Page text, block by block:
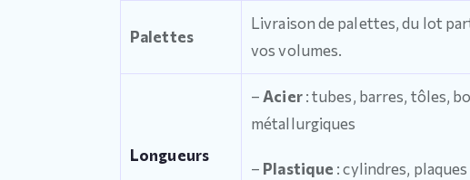
Palettes
Livraison de palettes, du lot
vos volumes.
Longueurs
–Acier: tubes, barres, tôles,
métallurgiques
– Plastique : cylindres, plaques